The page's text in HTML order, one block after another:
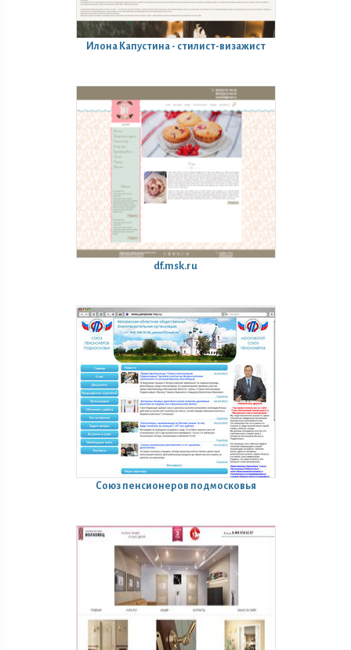
Илона Капустина - стилист-визажист
df.msk.ru
Союз пенсионеров подмосковья